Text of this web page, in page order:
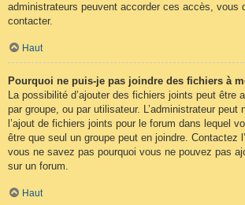
administrateurs peuvent accorder ces accès, vous
contacter.
Haut
Pourquoi ne puis-je pas joindre des fichiers à
La possibilité d’ajouter des fichiers joints peut être
par groupe, ou par utilisateur. L’administrateur peut
l’ajout de fichiers joints pour le forum dans lequel
être que seul un groupe peut en joindre. Contactez
vous ne savez pas pourquoi vous ne pouvez pas
sur un forum.
Haut